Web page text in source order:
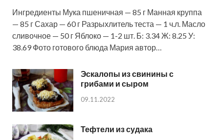
Ингредиенты Мука пшеничная — 85 г Манная круппа
— 85 г Сахар — 60 г Разрыхлитель теста — 1 ч.л. Масло
сливочное — 50 г Яблоко — 1-2 шт. Б: 3.34 Ж: 8.25 У:
38.69 Фото готового блюда Мария автор…
Эскалопы из свинины с
грибами и сыром
09.11.2022
Тефтели из судака